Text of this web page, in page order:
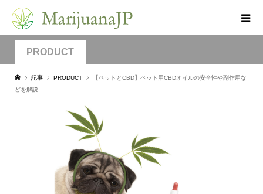
PRODUCT
記事 PRODUCT
【ペットとCBD】ペット用CBDオイルの安全性や副作用な
どを解説